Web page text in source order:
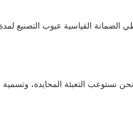
نستوعب التعبئة المحايدة،